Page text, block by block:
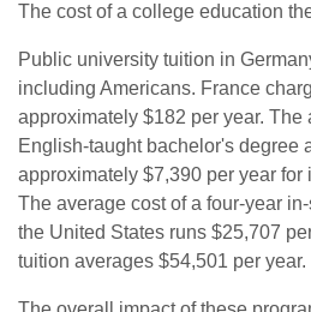
The cost of a college education
Public university tuition in
including Americans. France
approximately $182 per year. The
English-taught bachelor's degree
approximately $7,390 per year for
The average cost of a four-year
the United States runs $25,707
tuition averages $54,501 per year.